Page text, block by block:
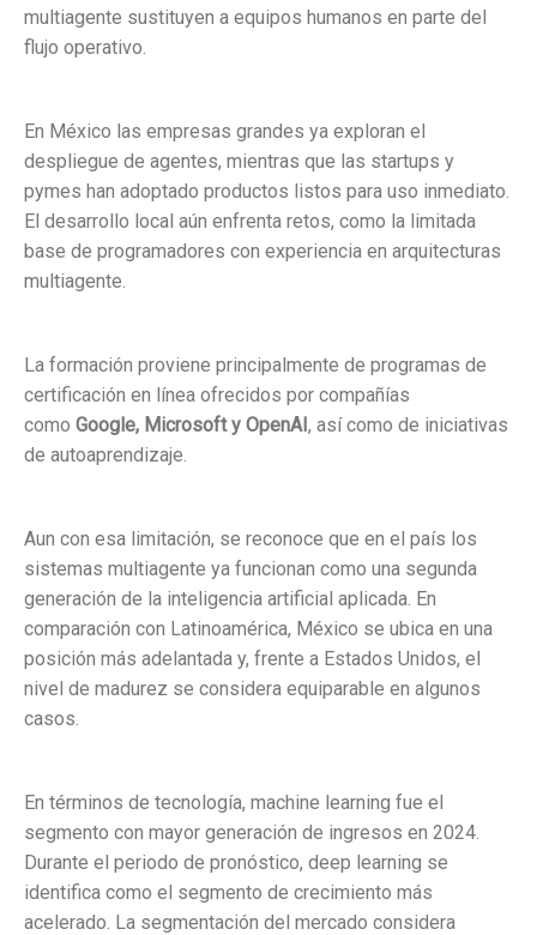
multiagente sustituyen a equipos humanos en parte del
flujo operativo.
En México las empresas grandes ya exploran el
despliegue de agentes, mientras que las startups y
pymes han adoptado productos listos para uso inmediato.
El desarrollo local aún enfrenta retos, como la limitada
base de programadores con experiencia en arquitecturas
multiagente.
La formación proviene principalmente de programas de
certificación en línea ofrecidos por compañías
como Google, Microsoft y OpenAI, así como de iniciativas
de autoaprendizaje.
Aun con esa limitación, se reconoce que en el país los
sistemas multiagente ya funcionan como una segunda
generación de la inteligencia artificial aplicada. En
comparación con Latinoamérica, México se ubica en una
posición más adelantada y, frente a Estados Unidos, el
nivel de madurez se considera equiparable en algunos
casos.
En términos de tecnología, machine learning fue el
segmento con mayor generación de ingresos en 2024.
Durante el periodo de pronóstico, deep learning se
identifica como el segmento de crecimiento más
acelerado. La segmentación del mercado considera